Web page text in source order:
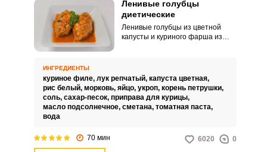
Ленивые голубцы
диетические
Ленивые голубцы из цветной
капусты и куриного фарша из
страха за фигуру. Также такие
изделия можно давать деткам
без аллергии на курятину.
ИНГРЕДИЕНТЫ
куриное филе, лук репчатый, капуста цветная,
рис белый, морковь, яйцо, укроп, корень петрушки,
соль, сахар-песок, приправа для курицы,
масло подсолнечное, сметана, томатная паста,
вода
70 мин 6020 0